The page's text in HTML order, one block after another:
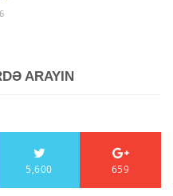
ARAYIN
5,600 659